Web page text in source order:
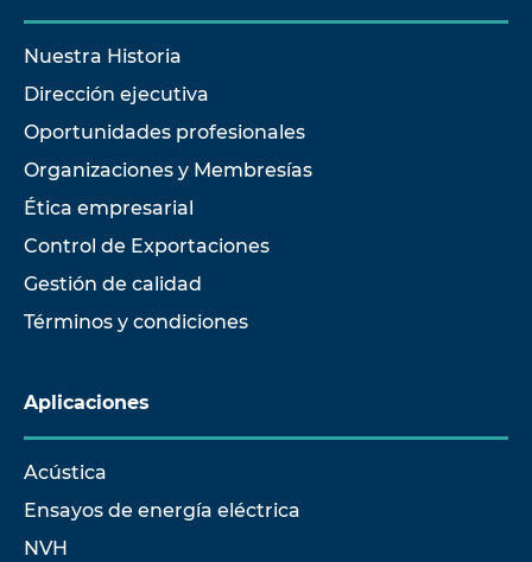
Nuestra Historia
Dirección ejecutiva
Oportunidades profesionales
Organizaciones y Membresías
Ética empresarial
Control de Exportaciones
Gestión de calidad
Términos y condiciones
Aplicaciones
Acústica
Ensayos de energía eléctrica
NVH